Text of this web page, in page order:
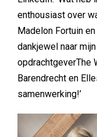
enthousiast over
Madelon Fortuin
dankjewel naar
opdrachtgeverThe
Barendrecht en
samenwerking!’